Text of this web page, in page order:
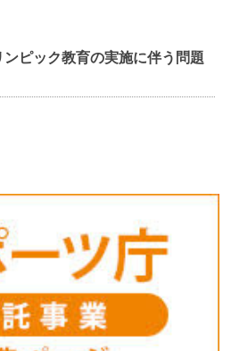
ンピック教育の実施に伴う問題